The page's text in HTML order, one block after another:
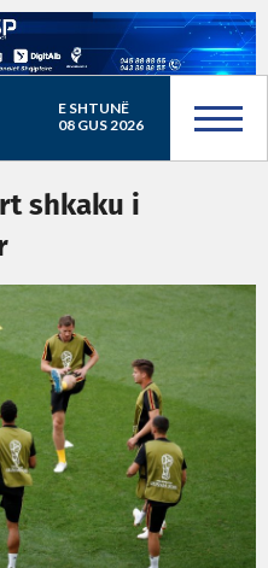
E SHTUNË
08 GUS 2026
shkaku i